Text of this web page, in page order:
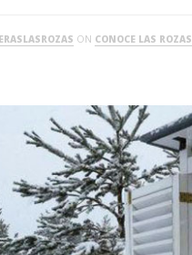
ON CONOCE LAS ROZAS